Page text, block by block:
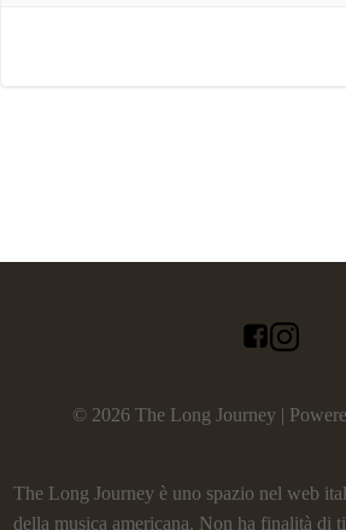
© 2026 The Long Journey |
The Long Journey è uno spazio nel web
della musica americana. Non ha finalità di